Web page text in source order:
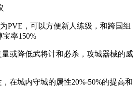
，可以方便新人练级，和跨国组
宝率150%
降低武将计和必杀，攻城器械的威
城内守城的属性20%-50%的提高和